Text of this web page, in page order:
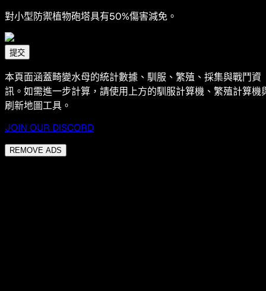
對小型防禦植物砲塔具有50%傷害減免。
提交
本頁面涵蓋畸變水母的統計數據、馴服、繁殖、採集與戰鬥資
訊。如需進一步計算，請使用上方的馴服計算機、繁殖計算機
刷新地圖工具。
JOIN OUR DISCORD
REMOVE ADS